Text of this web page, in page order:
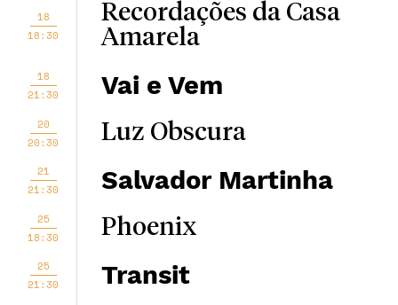
18
18:30
Recordações da Casa
Amarela
18
21:30
Vai e Vem
20
20:30
Luz Obscura
21
21:30
Salvador Martinha
25
18:30
Phoenix
25
21:30
Transit